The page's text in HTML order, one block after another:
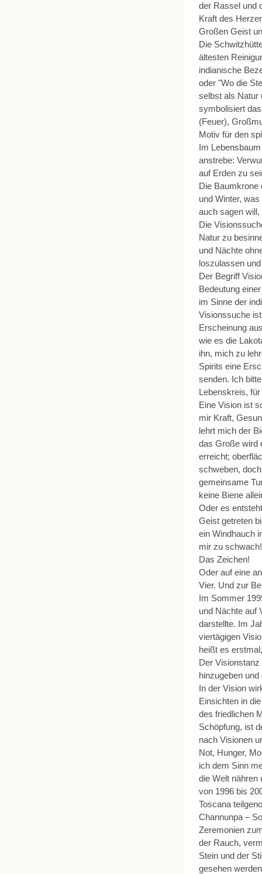
der Rassel und
Kraft des
Großen Geist
Die
ältesten
indianische
oder "Wo die
selbst als Natur
symbolisiert
(Feuer),
Motiv für den
Im
anstrebe:
auf Erden zu
Die Baumkrone
und Winter,
auch sagen
Die
Natur zu
und Nächte
loszulassen
Der Begriff
Bedeutung
im Sinne der
Visionssuche
Erscheinung
wie es die
ihn, mich zu
Spirits eine
senden. Ich
Lebenskreis,
Eine Vision ist
mir Kraft,
lehrt mich der
das Große wird
erreicht;
schweben,
gemeinsame
keine Biene
Oder es
Geist getreten
ein Windhauch
mir zu
Das Zeichen!
Oder auf eine
Vier. Und zur
Im Sommer
und Nächte auf
darstellte. Im
viertägigen
heißt es
Der
hinzugeben
In der Vision
Einsichten in
des friedlichen
Schöpfung, ist
nach Visionen
Not, Hunger,
ich dem Sinn
die Welt nähren
von 1996 bis
Toscana
Channunpa –
Zeremonien
der Rauch,
Stein und der
gesehen